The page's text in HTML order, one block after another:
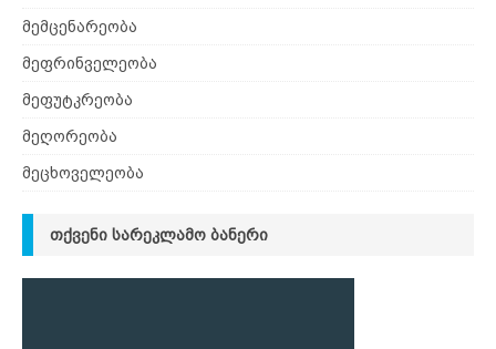
მემცენარეობა
მეფრინველეობა
მეფუტკრეობა
მეღორეობა
მეცხოველეობა
ᲗᲥᲕᲔᲜᲘ ᲡᲐᲠᲔᲙᲚᲐᲛᲝ ᲑᲐᲜᲔᲠᲘ